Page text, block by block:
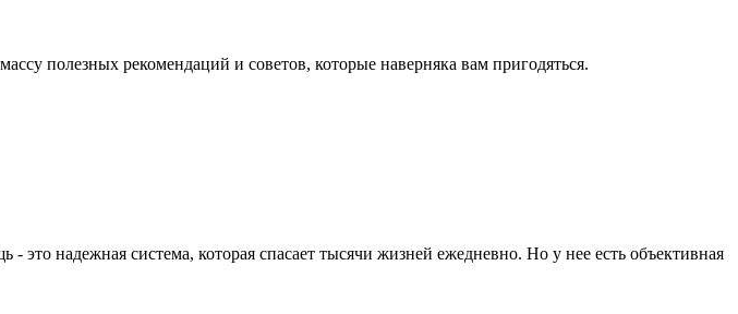
полезных рекомендаций и советов, которые наверняка вам пригодяться.
надежная система, которая спасает тысячи жизней ежедневно. Но у нее есть объективная